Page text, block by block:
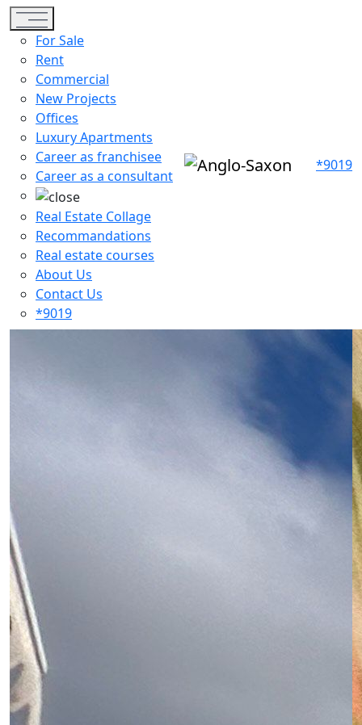
Toggle navigation
For Sale
Rent
Commercial
New Projects
Offices
Luxury Apartments
Career as franchisee
Career as a consultant
Real Estate Collage
Recommandations
Real estate courses
About Us
Contact Us
*9019
*9019